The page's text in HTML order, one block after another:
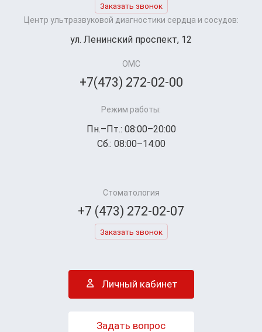
Заказать звонок
Центр ультразвуковой диагностики сердца и сосудов:
ул. Ленинский проспект, 12
ОМС
+7(473) 272-02-00
Режим работы:
Пн.–Пт.: 08:00–20:00
Сб.: 08:00–14:00
Стоматология
+7 (473) 272-02-07
Заказать звонок
Личный кабинет
Задать вопрос